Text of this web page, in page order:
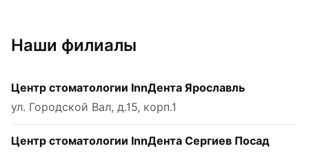
Наши филиалы
Центр стоматологии InnДента Ярославль
ул. Городской Вал, д.15, корп.1
Центр стоматологии InnДента Сергиев Посад